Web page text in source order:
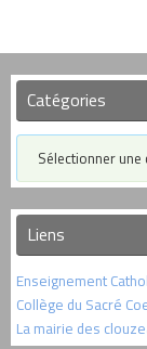
Catégories
Catégories
Liens
Enseignement
Collège du Sacré
La mairie des